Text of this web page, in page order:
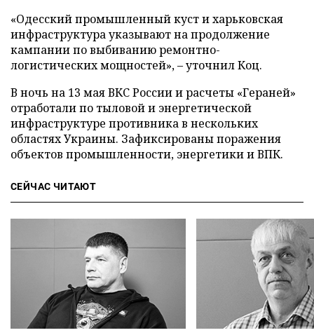
«Одесский промышленный куст и харьковская
инфраструктура указывают на продолжение
кампании по выбиванию ремонтно-
логистических мощностей», – уточнил Коц.
В ночь на 13 мая ВКС России и расчеты «Гераней»
отработали по тыловой и энергетической
инфраструктуре противника в нескольких
областях Украины. Зафиксированы поражения
объектов промышленности, энергетики и ВПК.
СЕЙЧАС ЧИТАЮТ